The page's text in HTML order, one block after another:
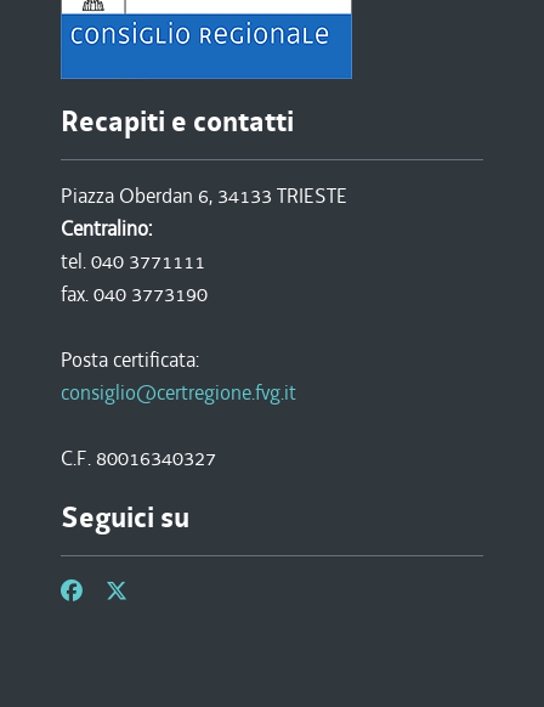
Recapiti e contatti
Piazza Oberdan 6, 34133 TRIESTE
Centralino:
tel. 040 3771111
fax. 040 3773190
Posta certificata:
consiglio@certregione.fvg.it
C.F. 80016340327
Seguici su